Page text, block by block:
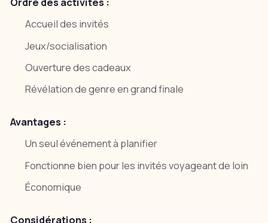
Accueil des invités
Jeux/socialisation
Ouverture des cadeaux
Révélation de genre en grand finale
Avantages :
Un seul événement à planifier
Fonctionne bien pour les invités voyageant de loin
Économique
Considérations :